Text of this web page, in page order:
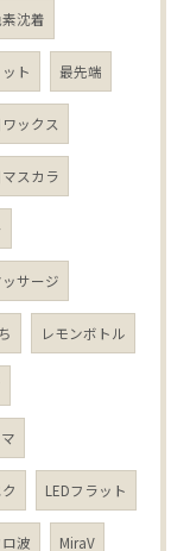
沈着
ト 最先端
ックス
マスカラ
サージ
レモンボトル
LEDフラット
波 MiraV